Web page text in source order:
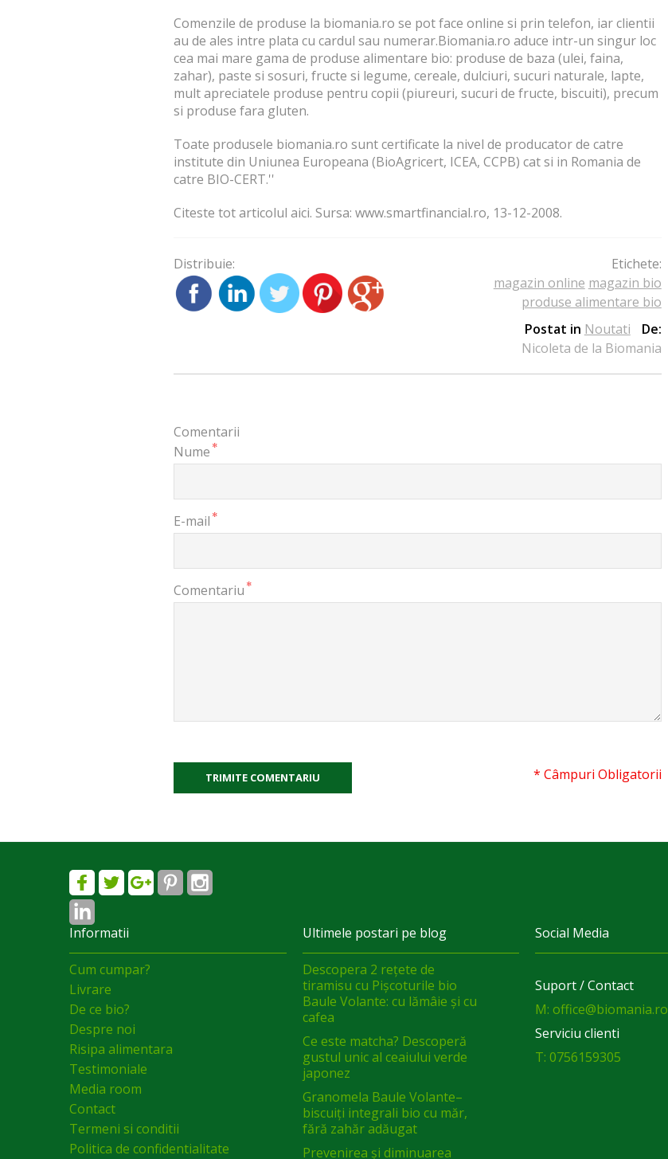
Comenzile de produse la biomania.ro se pot face online si prin telefon, iar clientii
au de ales intre plata cu cardul sau numerar.Biomania.ro aduce intr-un singur loc
cea mai mare gama de produse alimentare bio: produse de baza (ulei, faina,
zahar), paste si sosuri, fructe si legume, cereale, dulciuri, sucuri naturale, lapte,
mult apreciatele produse pentru copii (piureuri, sucuri de fructe, biscuiti), precum
si produse fara gluten.
Toate produsele biomania.ro sunt certificate la nivel de producator de catre
institute din Uniunea Europeana (BioAgricert, ICEA, CCPB) cat si in Romania de
catre BIO-CERT.''
Citeste tot articolulaici. Sursa:www.smartfinancial.ro, 13-12-2008.
Distribuie:
Etichete:
magazin online magazin bio
produse alimentare bio
Postat in Noutati
De:
Nicoleta de la Biomania
Comentarii
Nume *
E-mail *
Comentariu *
* Câmpuri Obligatorii
TRIMITE COMENTARIU
Informatii
Cum cumpar?
Livrare
De ce bio?
Despre noi
Risipa alimentara
Testimoniale
Media room
Contact
Termeni si conditii
Politica de confidentialitate
Ultimele postari pe blog
Descopera 2 rețete de
tiramisu cu Pișcoturile bio
Baule Volante: cu lămâie și cu
cafea
Ce este matcha? Descoperă
gustul unic al ceaiului verde
japonez
Granomela Baule Volante–
biscuiți integrali bio cu măr,
fără zahăr adăugat
Prevenirea și diminuarea
Social Media
Suport / Contact
M: office@biomania.ro
Serviciu clienti
T: 0756159305